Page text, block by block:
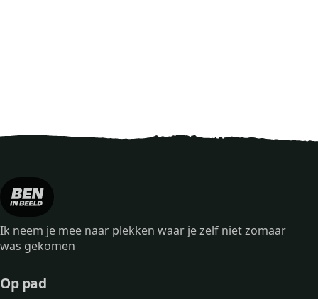
Ik neem je mee naar plekken waar je zelf niet zomaar
was gekomen
Op pad